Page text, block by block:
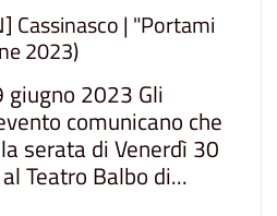
Cassinasco | "Portami
2023)
2023 Gli
comunicano che
serata di Venerdì 30
Teatro Balbo di...